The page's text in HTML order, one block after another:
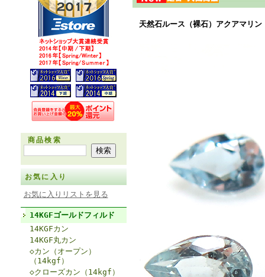
商品検索
お気に入り
お気に入りリストを見る
14KGFゴールドフィルド
14KGFカン
14KGF丸カン
◇カン（オープン）
（14kgf）
◇クローズカン（14kgf）
天然石ルース（裸石）アクアマリ